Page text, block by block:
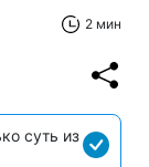
2 мин
суть из